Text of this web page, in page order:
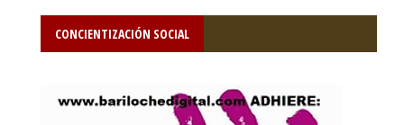
CONCIENTIZACIÓN SOCIAL